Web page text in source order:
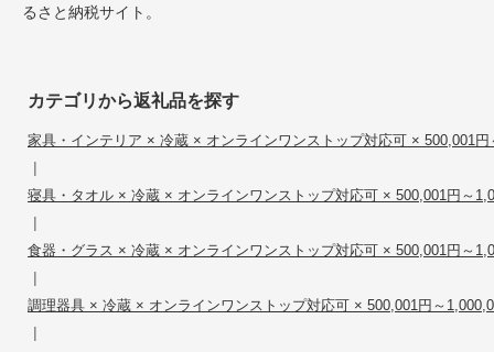
るさと納税サイト。
カテゴリから返礼品を探す
家具・インテリア × 冷蔵 × オンラインワンストップ対応可 × 500,001円
|
寝具・タオル × 冷蔵 × オンラインワンストップ対応可 × 500,001円～
|
食器・グラス × 冷蔵 × オンラインワンストップ対応可 × 500,001円～
|
調理器具 × 冷蔵 × オンラインワンストップ対応可 × 500,001円～
|